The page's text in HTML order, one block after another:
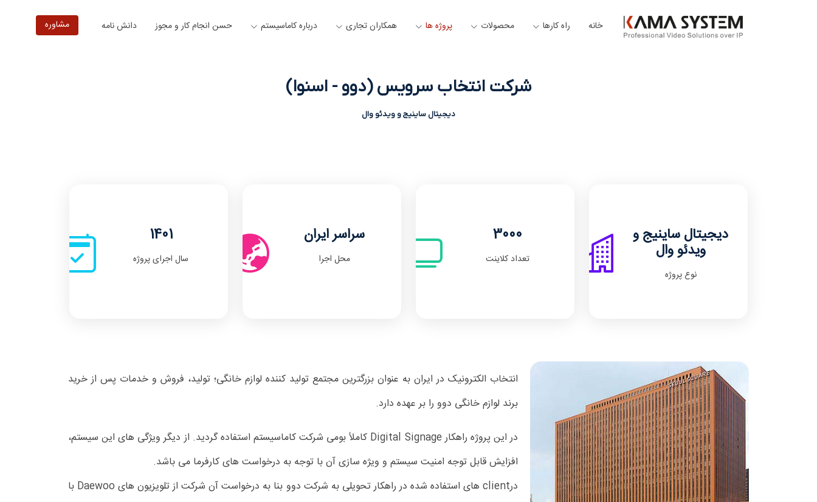
خانه راه کارها محصولات پروژه ها همکاران تجاری درباره کاماسیستم حسن انجام کار و مجوز دانش نامه مشاوره
شرکت انتخاب سرویس (دوو - اسنوا)
دیجیتال ساینیج و ویدئو وال
1401
سال اجرای پروژه
سراسر ایران
محل اجرا
3000
تعداد کلاینت
دیجیتال ساینیج و
ویدئو وال
نوع پروژه
انتخاب الکترونیک در ایران به عنوان بزرگترین مجتمع تولید کننده لوازم خانگی؛ تولید، فروش و خدمات پس از خرید
برند لوازم خانگی دوو را بر عهده دارد.
در این پروژه راهکار Digital Signage کاملاً بومی شرکت کاماسیستم استفاده گردید. از دیگر ویژگی های این سیستم،
افزایش قابل توجه امنیت سیستم و ویژه سازی آن با توجه به درخواست های کارفرما می باشد.
درclient های استفاده شده در راهکار تحویلی به شرکت دوو بنا به درخواست آن شرکت از تلویزیون های Daewoo با